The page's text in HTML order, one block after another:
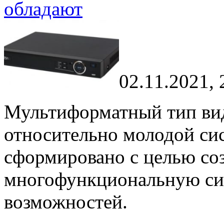
обладают
02.11.2021,
Мультиформатный тип
относительно молодой
сформировано с целью
многофункциональную
возможностей.